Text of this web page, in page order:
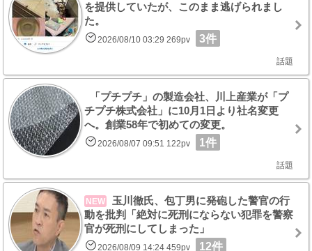
を提供していたが、このまま逃げられまし
た。
2026/08/10 03:29 269pv 3件
話題
「プチプチ」の製造会社、川上産業が「プ
チプチ株式会社」に10月1日より社名変更
へ。創業58年で初めての変更。
2026/08/07 09:51 122pv 1件
話題
NEW
玉川徹氏、包丁男に発砲した警官の行
動を批判「絶対に死刑にならない犯罪を警察
官が死刑にしてしまった」
2026/08/09 14:24 459pv 12件